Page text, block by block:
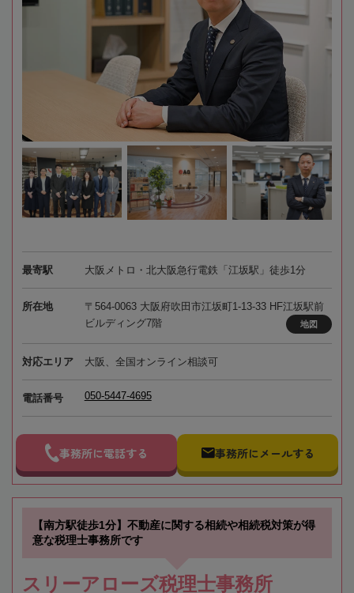
最寄駅 大阪メトロ・北大阪急行電鉄「江坂駅」徒歩1分
所在地
〒564-0063 大阪府吹田市江坂町1-13-33 HF江坂駅前
ビルディング7階
地図
対応エリア 大阪、全国オンライン相談可
電話番号 050-5447-4695
事務所に電話する 事務所にメールする
【南方駅徒歩1分】不動産に関する相続や相続税対策が得
意な税理士事務所です
スリーアローズ税理士事務所